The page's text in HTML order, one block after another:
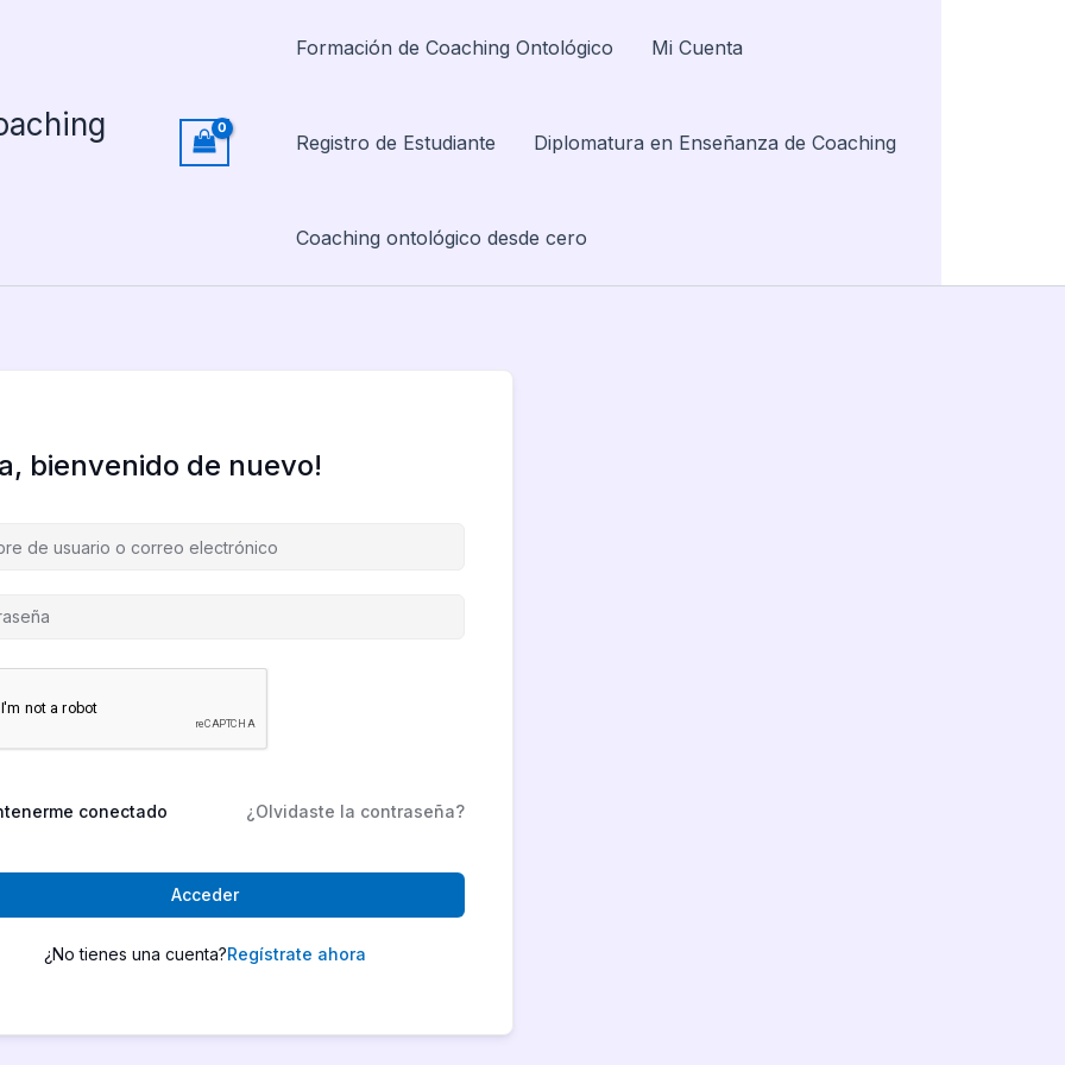
Formación de Coaching Ontológico Mi Cuenta
Registro de Estudiante Diplomatura en Enseñanza de Coaching
Coaching ontológico desde cero
bienvenido de nuevo!
conectado ¿Olvidaste la contraseña?
Acceder
¿No tienes una cuenta?Regístrate ahora